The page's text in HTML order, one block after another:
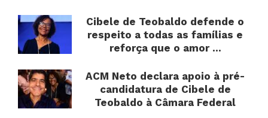
Cibele de Teobaldo defende o
respeito a todas as famílias e
reforça que o amor ...
ACM Neto declara apoio à pré-
candidatura de Cibele de
Teobaldo à Câmara Federal